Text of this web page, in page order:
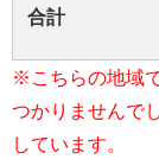
合計
※こちらの地域
つかりませんで
しています。